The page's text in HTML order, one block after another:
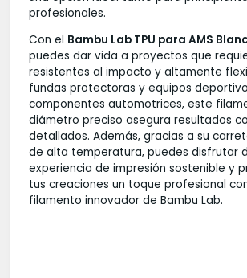
profesionales.
Con el Bambu Lab TPU para AMS
puedes dar vida a proyectos que
resistentes al impacto y altamente
fundas protectoras y equipos
componentes automotrices, este
diámetro preciso asegura resultados
detallados. Además, gracias a su
de alta temperatura, puedes disfrutar
experiencia de impresión sostenible y
tus creaciones un toque profesional
filamento innovador de Bambu Lab.